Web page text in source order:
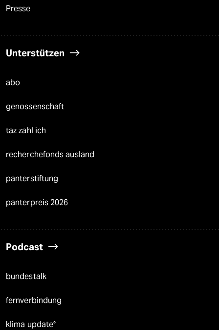
Presse
Unterstützen
abo
genossenschaft
taz zahl ich
recherchefonds ausland
panterstiftung
panterpreis 2026
Podcast
bundestalk
fernverbindung
klima update°